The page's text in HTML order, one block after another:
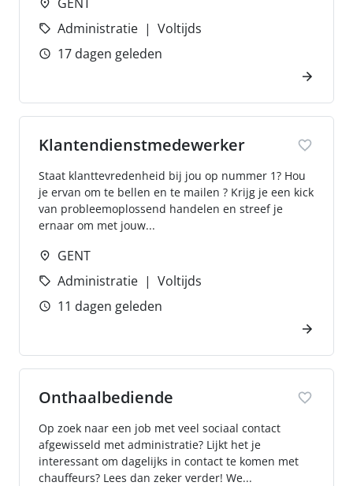
Administratie
Voltijds
17 dagen geleden
Klantendienstmedewerker
Staat klanttevredenheid bij jou op nummer 1? Hou
je ervan om te bellen en te mailen ? Krijg je een kick
van probleemoplossend handelen en streef je
ernaar om met jouw...
GENT
Administratie
Voltijds
11 dagen geleden
Onthaalbediende
Op zoek naar een job met veel sociaal contact
afgewisseld met administratie? Lijkt het je
interessant om dagelijks in contact te komen met
chauffeurs? Lees dan zeker verder! We...